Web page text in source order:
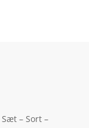
– Sort –